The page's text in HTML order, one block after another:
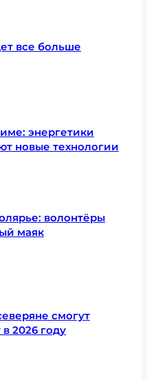
все больше
энергетики
новые технологии
волонтёры
маяк
смогут
2026 году